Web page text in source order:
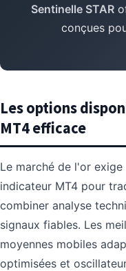
Sentinelle STAR
conçues
Les options
MT4 efficace
Le marché de l'or
indicateur MT4 pour
combiner analyse
signaux fiables. Les
moyennes mobiles
optimisées et